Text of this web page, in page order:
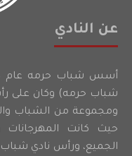
عن النادي
شباب حرمه) وكان على
ومجموعة من الشباب
حيث كانت المهرجانات
الجميع، ورأس نادي